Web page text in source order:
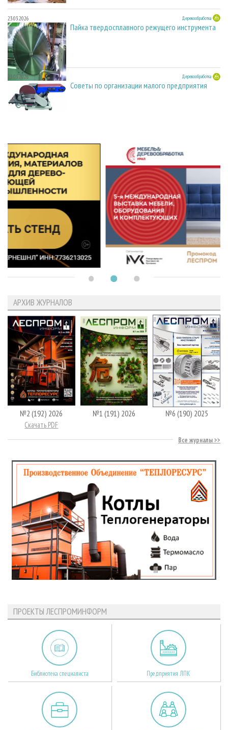
23.03.2026 Деревообработка
Пайка твердосплавного режущего инструмента
23.03.2026 Деревообработка
Советы по организации малого предприятия
АРХИВ ЖУРНАЛОВ
№2 (192) 2026
Скачать PDF
№1 (191) 2026 №6 (190) 2025
Все журналы
ПРОЕКТЫ ЛЕСПРОМИНФОРМ
Библиотека специалиста Предприятия ЛПК